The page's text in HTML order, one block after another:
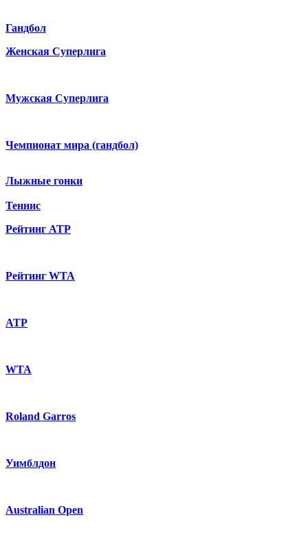
Гандбол
Женская Суперлига
Мужская Суперлига
Чемпионат мира (гандбол)
Лыжные гонки
Теннис
Рейтинг ATP
Рейтинг WTA
ATP
WTA
Roland Garros
Уимблдон
Australian Open